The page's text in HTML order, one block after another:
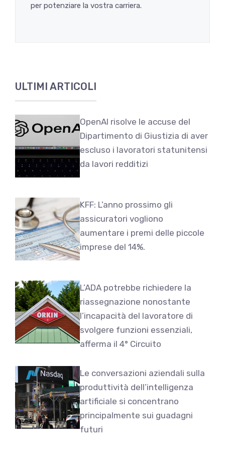
per potenziare la vostra carriera.
ULTIMI ARTICOLI
OpenAI risolve le accuse del
Dipartimento di Giustizia di aver
escluso i lavoratori statunitensi
da lavori redditizi
KFF: L’anno prossimo gli
assicuratori vogliono
aumentare i premi delle piccole
imprese del 14%.
L’ADA potrebbe richiedere la
riassegnazione nonostante
l’incapacità del lavoratore di
svolgere funzioni essenziali,
afferma il 4° Circuito
Le conversazioni aziendali sulla
produttività dell’intelligenza
artificiale si concentrano
principalmente sui guadagni
futuri